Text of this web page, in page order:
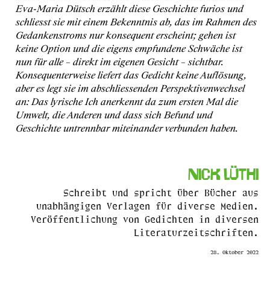
Eva-Maria Dütsch erzählt diese Geschichte furios und
schliesst sie mit einem Bekenntnis ab, das im Rahmen des
Gedankenstroms nur konsequent erscheint; gehen ist
keine Option und die eigens empfundene Schwäche ist
nun für alle – direkt im eigenen Gesicht – sichtbar.
Konsequenterweise liefert das Gedicht keine Auflösung,
aber es legt sie im abschliessenden Perspektivenwechsel
an: Das lyrische Ich anerkennt da zum ersten Mal die
Umwelt, die Anderen und dass sich Befund und
Geschichte untrennbar miteinander verbunden haben.
Nick Lüthi
Schreibt und spricht über Bücher aus
unabhängigen Verlagen für diverse Medien.
Veröffentlichung von Gedichten in diversen
Literaturzeitschriften.
28. Oktober 2022